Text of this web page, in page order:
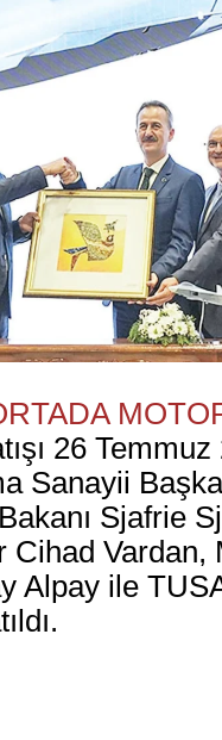
26
Sanayii
Sjafrie
Cihad Vardan,
Alpay ile